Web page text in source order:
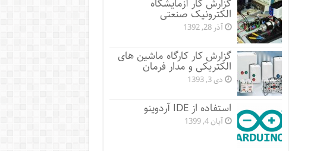
گزارش کار آزمایشگاه
الکترونیک صنعتی
آذر 28, 1392
گزارش کار کارگاه ماشین های
الکتریکی و مدار فرمان
دی 3, 1393
استفاده از IDE آردوینو
آبان 4, 1399